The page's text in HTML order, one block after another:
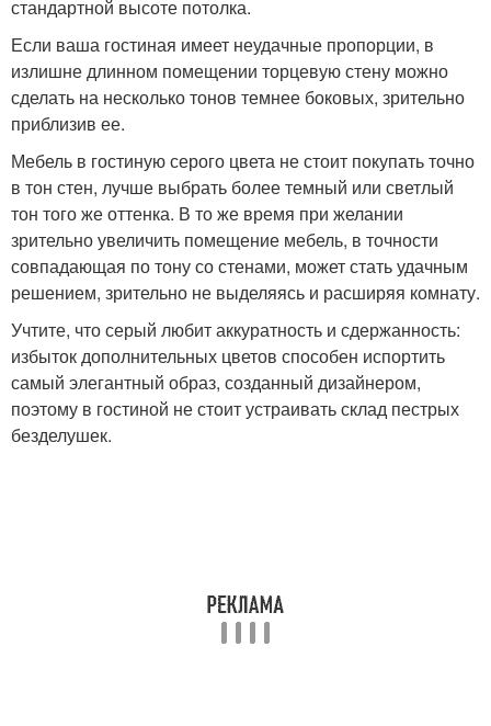
стандартной высоте потолка.
Если ваша гостиная имеет неудачные пропорции, в
излишне длинном помещении торцевую стену можно
сделать на несколько тонов темнее боковых, зрительно
приблизив ее.
Мебель в гостиную серого цвета не стоит покупать точно
в тон стен, лучше выбрать более темный или светлый
тон того же оттенка. В то же время при желании
зрительно увеличить помещение мебель, в точности
совпадающая по тону со стенами, может стать удачным
решением, зрительно не выделяясь и расширяя комнату.
Учтите, что серый любит аккуратность и сдержанность:
избыток дополнительных цветов способен испортить
самый элегантный образ, созданный дизайнером,
поэтому в гостиной не стоит устраивать склад пестрых
безделушек.